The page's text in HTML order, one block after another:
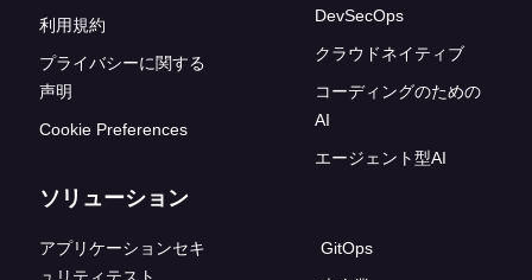
利用規約
プライバシーに関する
声明
Cookie Preferences
DevSecOps
クラウドネイティブ
コーディングのための
AI
エージェント型AI
ソリューション
アプリケーションセキ
GitOps